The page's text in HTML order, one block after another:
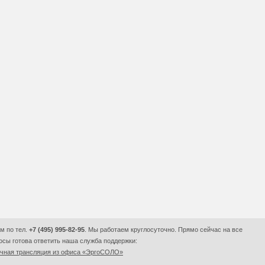
по тел. +7 (495) 995-82-95 . Мы работаем круглосуточно. Прямо сейчас на все
готова ответить наша служба поддержки:
трансляция из офиса «ЭргоСОЛО»